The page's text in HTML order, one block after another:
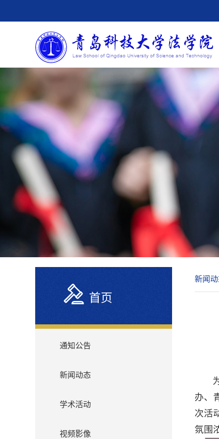
首页
通知公告
新闻动态
学术活动
视频影像
新闻
办、
次活
氛围